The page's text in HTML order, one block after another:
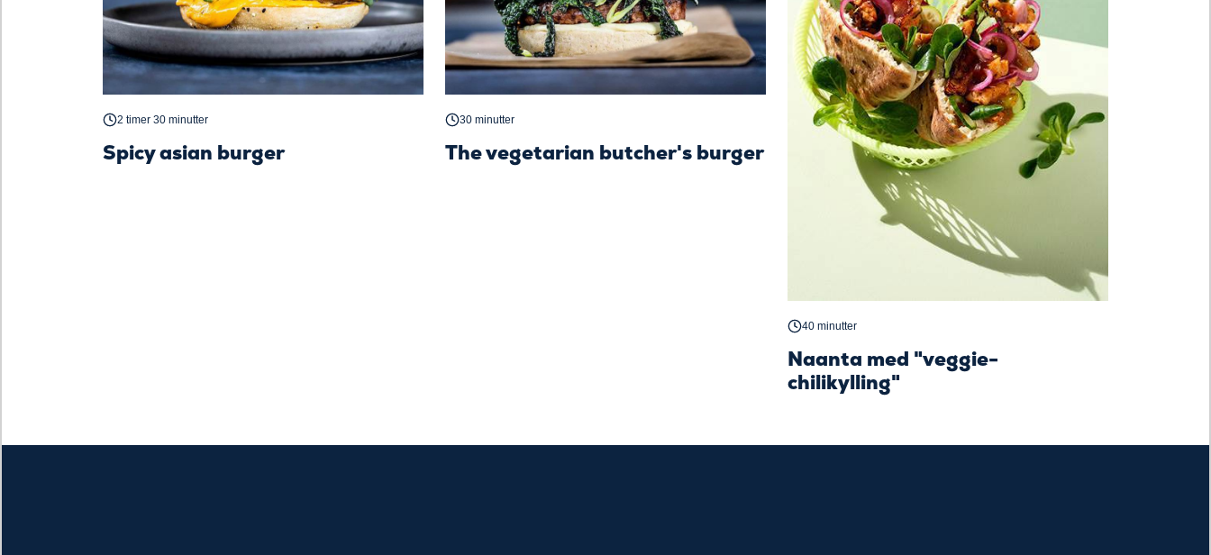
2 timer 30 minutter
Spicy asian burger
30 minutter
The vegetarian butcher's burger
40 minutter
Naanta med "veggie-
chilikylling"